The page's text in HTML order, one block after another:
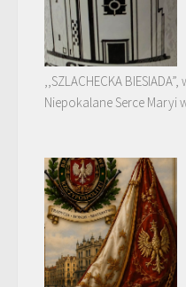
,,SZLACHECKA
Niepokalane Serce Maryi